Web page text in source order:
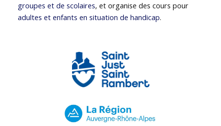
groupes et de scolaires, et organise des cours pour
adultes et enfants en situation de handicap.